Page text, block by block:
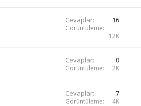
Cevaplar 16
Görüntüleme
12K
Cevaplar 0
Görüntüleme 2K
Cevaplar 7
Görüntüleme 4K